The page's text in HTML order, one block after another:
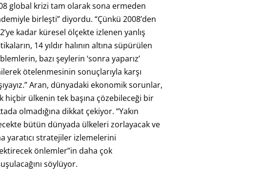
global krizi tam olarak sona ermeden
birleşti” diyordu. “Çünkü 2008’den
kadar küresel ölçekte izlenen yanlış
14 yıldır halının altına süpürülen
bazı şeylerin ‘sonra yaparız’
ötelenmesinin sonuçlarıyla karşı
Aran, dünyadaki ekonomik sorunlar,
hiçbir ülkenin tek başına çözebileceği bir
olmadığına dikkat çekiyor. “Yakın
bütün dünyada ülkeleri zorlayacak ve
yaratıcı stratejiler izlemelerini
önlemler”in daha çok
söylüyor.